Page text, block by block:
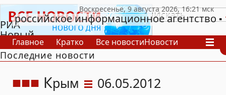
РИА
Новый
День
российское информационное агентство
Главное Кратко Все новостиНовости
В России
В мире
Последние новости
Крым 06.05.2012